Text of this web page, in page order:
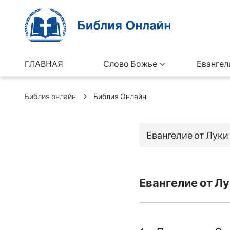
ГЛАВНАЯ Слово Божье
Библия онлайн Библия Онлайн
Евангелие от Луки
Книги
Евангелие от